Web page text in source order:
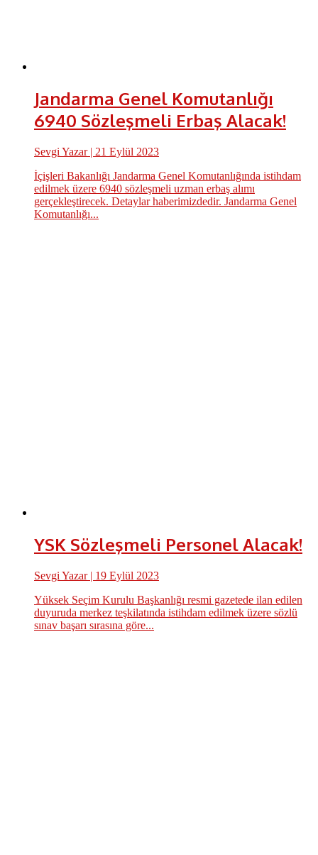
Jandarma Genel Komutanlığı
6940 Sözleşmeli Erbaş Alacak!
Sevgi Yazar| 21 Eylül 2023
İçişleri Bakanlığı Jandarma Genel Komutanlığında istihdam
edilmek üzere 6940 sözleşmeli uzman erbaş alımı
gerçekleştirecek. Detaylar haberimizdedir. Jandarma Genel
Komutanlığı...
YSK Sözleşmeli Personel Alacak!
Sevgi Yazar| 19 Eylül 2023
Yüksek Seçim Kurulu Başkanlığı resmi gazetede ilan edilen
duyuruda merkez teşkilatında istihdam edilmek üzere sözlü
sınav başarı sırasına göre...